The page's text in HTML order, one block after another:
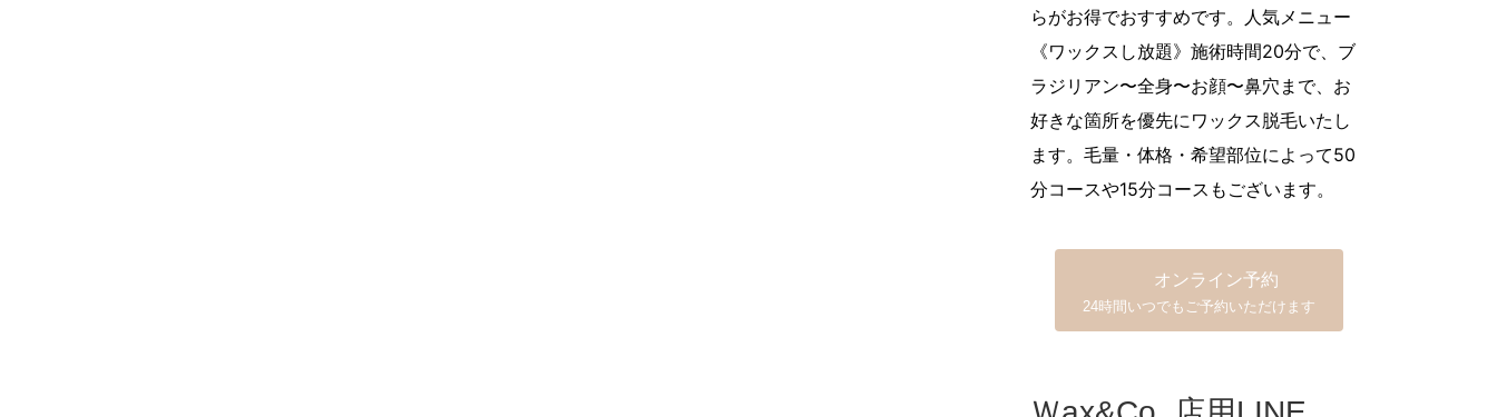
らがお得でおすすめです。人気メニュー
《ワックスし放題》施術時間20分で、ブ
ラジリアン〜全身〜お顔〜鼻穴まで、お
好きな箇所を優先にワックス脱毛いたし
ます。毛量・体格・希望部位によって50
分コースや15分コースもございます。
オンライン予約
24時間いつでもご予約いただけます